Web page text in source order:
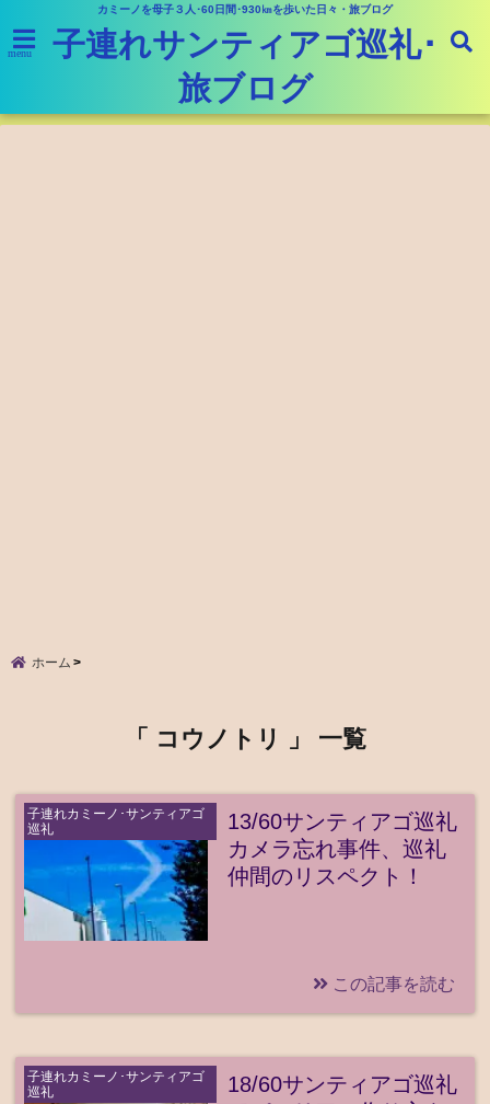
カミーノを母子３人･60日間･930㎞を歩いた日々・旅ブログ
menu
子連れサンティアゴ巡礼･
旅ブログ
ホーム
「 コウノトリ 」 一覧
子連れカミーノ･サンティアゴ
巡礼
13/60サンティアゴ巡礼
カメラ忘れ事件、巡礼
仲間のリスペクト！
この記事を読む
子連れカミーノ･サンティアゴ
巡礼
18/60サンティアゴ巡礼